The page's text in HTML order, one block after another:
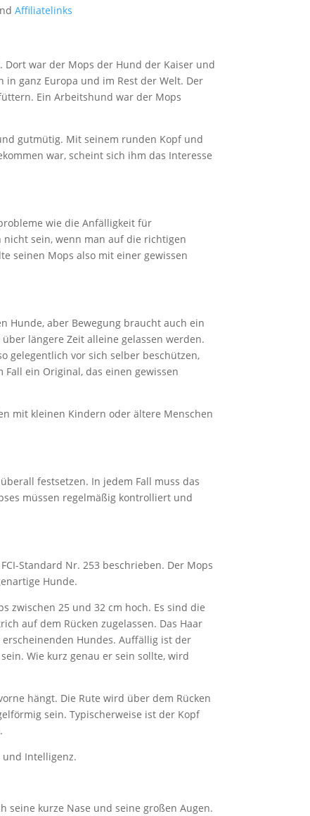
Affiliatelinks
Dort war der Mops der Hund der Kaiser und
ganz Europa und im Rest der Welt. Der
Ein Arbeitshund war der Mops
gutmütig. Mit seinem runden Kopf und
war, scheint sich ihm das Interesse
wie die Anfälligkeit für
sein, wenn man auf die richtigen
seinen Mops also mit einer gewissen
Hunde, aber Bewegung braucht auch ein
längere Zeit alleine gelassen werden.
gelegentlich vor sich selber beschützen,
ein Original, das einen gewissen
mit kleinen Kindern oder ältere Menschen
festsetzen. In jedem Fall muss das
müssen regelmäßig kontrolliert und
Standard Nr. 253 beschrieben. Der Mops
Hunde.
zwischen 25 und 32 cm hoch. Es sind die
auf dem Rücken zugelassen. Das Haar
Hundes. Auffällig ist der
Wie kurz genau er sein sollte, wird
hängt. Die Rute wird über dem Rücken
sein. Typischerweise ist der Kopf
und Intelligenz.
kurze Nase und seine großen Augen.